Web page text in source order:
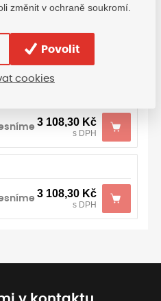
3 108,30
s DPH
3 108,30 Kč
s DPH
3 108,30 Kč
s DPH
změnit v ochraně soukromí.
Povolit
cookies